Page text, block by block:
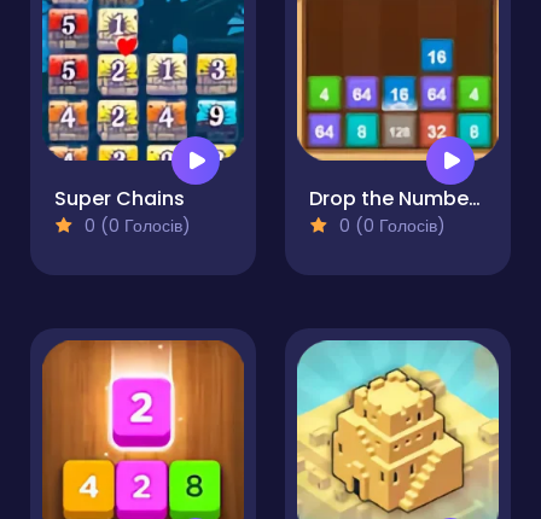
Super Chains
0 (0 Голосів)
Drop the Number - Merge Game
0 (0 Голосів)